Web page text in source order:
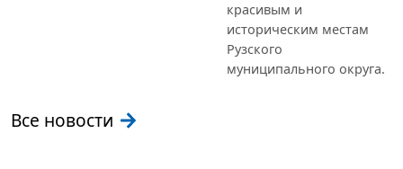
красивым и
историческим местам
Рузского
муниципального округа.
Все новости